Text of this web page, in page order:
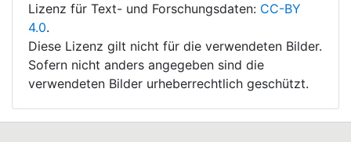
Lizenz für Text- und Forschungsdaten: CC-BY
4.0.
Diese Lizenz gilt nicht für die verwendeten Bilder.
Sofern nicht anders angegeben sind die
verwendeten Bilder urheberrechtlich geschützt.